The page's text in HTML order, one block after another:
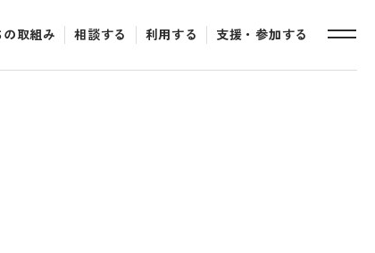
取組み 相談する 利用する 支援・参加する
toggle